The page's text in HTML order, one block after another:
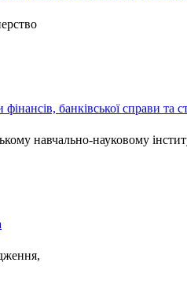
банківської справи та
навчально-науковому